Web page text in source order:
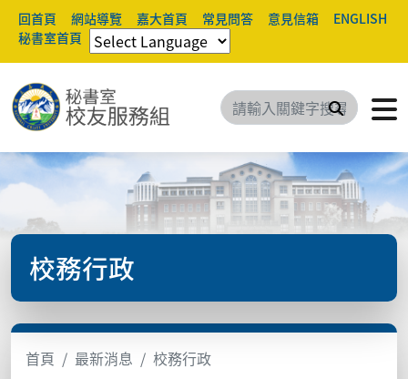
回首頁 網站導覽 嘉大首頁 常見問答 意見信箱
ENGLISH
秘書室首頁
搜尋
校務行政
首頁 最新消息 校務行政